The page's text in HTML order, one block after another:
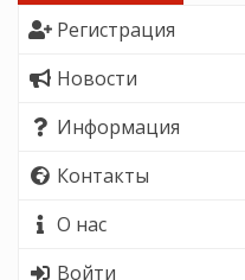
Регистрация
Новости
Информация
Контакты
О нас
Войти